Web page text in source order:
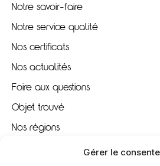
Gérer le
Notre savoir-faire
Notre service qualité
Nos certificats
Nos actualités
Foire aux questions
Objet trouvé
Nos régions